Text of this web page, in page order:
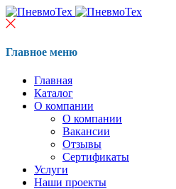
Главное меню
Главная
Каталог
О компании
О компании
Вакансии
Отзывы
Сертификаты
Услуги
Наши проекты